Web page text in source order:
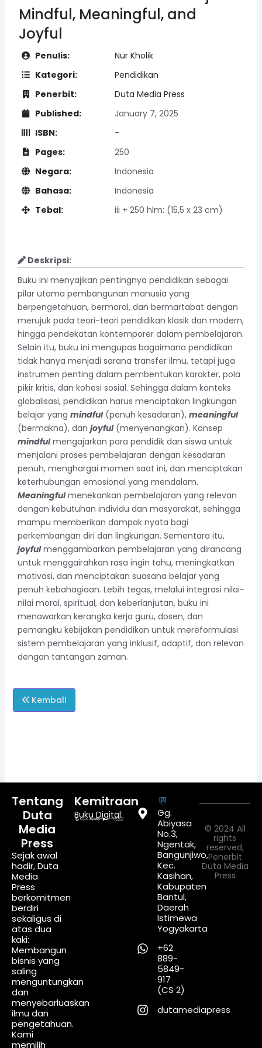
Mindful, Meaningful, and
Joyful
Penulis:
Nur Kholik
Kategori:
Pendidikan
Penerbit:
Duta Media Press
Published:
January 7, 2025
ISBN:
-
Pages:
250
Negara:
Indonesia
Bahasa:
Indonesia
Tebal:
iii + 250 hlm: (15,5 x 23 cm)
Deskripsi:
Buku ini menyajikan pentingnya pendidikan sebagai
pilar utama pembangunan manusia yang
berpengetahuan, bermoral, dan bermartabat dengan
merujuk pada teori-teori pendidikan klasik dan modern,
hingga pendekatan kontemporer dalam pembelajaran.
Selain itu, buku ini mengupas bagaimana pendidikan
tidak hanya menjadi sarana transfer ilmu, tetapi juga
instrumen penting dalam pembentukan karakter, pola
pikir kritis, dan kohesi sosial. Sehingga dalam konteks
globalisasi, pendidikan harus menciptakan lingkungan
belajar yang mindful(penuh kesadaran), meaningful
(bermakna), dan joyful(menyenangkan). Konsep
mindfulmengajarkan para pendidik dan siswa untuk
menjalani proses pembelajaran dengan kesadaran
penuh, menghargai momen saat ini, dan menciptakan
keterhubungan emosional yang mendalam.
Meaningfulmenekankan pembelajaran yang relevan
dengan kebutuhan individu dan masyarakat, sehingga
mampu memberikan dampak nyata bagi
perkembangan diri dan lingkungan. Sementara itu,
joyfulmenggambarkan pembelajaran yang dirancang
untuk menggairahkan rasa ingin tahu, meningkatkan
motivasi, dan menciptakan suasana belajar yang
penuh kebahagiaan. Lebih tegas, melalui integrasi nilai-
nilai moral, spiritual, dan keberlanjutan, buku ini
menawarkan kerangka kerja guru, dosen, dan
pemangku kebijakan pendidikan untuk mereformulasi
sistem pembelajaran yang inklusif, adaptif, dan relevan
dengan tantangan zaman.
Kembali
Tentang
Duta
Media
Press
Sejak awal
hadir, Duta
Media
Press
berkomitmen
berdiri
sekaligus di
atas dua
kaki:
Membangun
bisnis yang
saling
menguntungkan
dan
menyebarluaskan
ilmu dan
pengetahuan.
Kami
memilih
Kemitraan
Buku Digital:
Gg.
Abiyasa
No.3,
Ngentak,
Bangunjiwo,
Kec.
Kasihan,
Kabupaten
Bantul,
Daerah
Istimewa
Yogyakarta
+62
889-
5849-
917
(CS 2)
dutamediapress
© 2024 All
rights
reserved,
Penerbit
Duta Media
Press